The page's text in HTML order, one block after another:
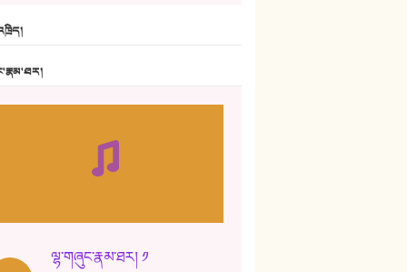
ཆོལ་གསུམ་བྲོ་གཞས། - སྒྲོན་གསལ།
ལྷ་གཞུང་རྣམ་ཐར། ༡